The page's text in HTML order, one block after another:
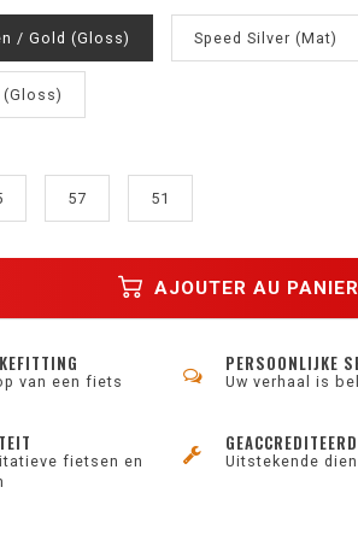
/ Gold (Gloss) Speed Silver (Mat)
57 51
AJOUTER AU PANIER
van een fiets
PERSOONLIJKE
Uw verhaal is
fietsen en
Uitstekende